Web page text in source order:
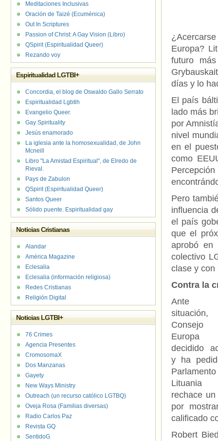
Europa?
futuro
días y lo
El país
lado más
por
nivel
en el
como
Pero
influencia
el país
que el
aprobó
colectivo
clase y con
Contra la
Ante
Europa
decidido
y ha
Lituania
rechace
por
calificado
Robert
Meditaciones Inclusivas
Oración de Taizé (Ecuménica)
Out In Scriptures
Passion of Christ: A Gay Vision (Libro)
QSpirit (Espiritualidad Queer)
Rezando voy
Espiritualidad LGTBI+
Concordia, el blog de Oswaldo Gallo Serrato
Espiritualidad Lgbtih
Evangelio Queer.
Gay Spirituality
Jesús enamorado
La iglesia ante la homosexualidad, de John
Mcneill
Libro "La Amistad Espiritual", de Elredo de
Rieval.
Pays de Zabulon
QSpirit (Espiritualidad Queer)
Santos Queer
Sólido puente. Espiritualidad gay
Noticias Cristianas
Alandar
América Magazine
Eclesalia
Eclesalia (información religiosa)
Redes Cristianas
Religión Digital
Noticias LGTBI+
76 Crimes
Agencia Presentes
CromosomaX
Dos Manzanas
Gayety
New Ways Ministry
Outreach (un recurso católico LGTBQ)
Oveja Rosa (Familias diversas)
Radio Carlos Paz
Revista GQ
SentidoG